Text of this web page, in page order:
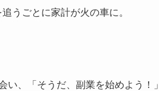
うごとに家計が火の車に。
、「そうだ、副業を始めよう！」